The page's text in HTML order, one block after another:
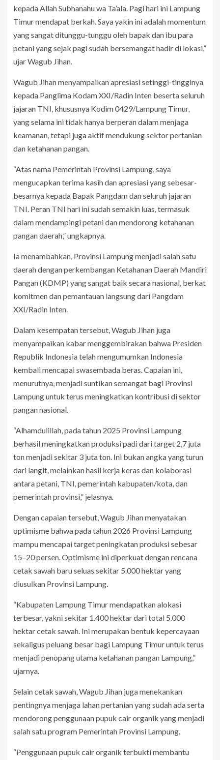
kepada Allah Subhanahu wa Ta’ala. Pagi hari ini Lampung
Timur mendapat berkah. Saya yakin ini adalah momentum
yang sangat ditunggu-tunggu oleh bapak dan ibu para
petani yang sejak pagi sudah bersemangat hadir di lokasi,”
ujar Wagub Jihan.
Wagub Jihan menyampaikan apresiasi setinggi-tingginya
kepada Panglima Kodam XXI/Radin Inten beserta seluruh
jajaran TNI, khususnya Kodim 0429/Lampung Timur,
yang selama ini tidak hanya berperan dalam menjaga
keamanan, tetapi juga aktif mendukung sektor pertanian
dan ketahanan pangan.
“Atas nama Pemerintah Provinsi Lampung, saya
mengucapkan terima kasih dan apresiasi yang sebesar-
besarnya kepada Bapak Pangdam dan seluruh jajaran
TNI. Peran TNI hari ini sudah semakin luas, termasuk
dalam mendampingi petani dan mendorong ketahanan
pangan daerah,” ungkapnya.
Ia menambahkan, Provinsi Lampung menjadi salah satu
daerah dengan perkembangan Ketahanan Daerah Mandiri
Pangan (KDMP) yang sangat baik secara nasional, berkat
komitmen dan pemantauan langsung dari Pangdam
XXI/Radin Inten.
Dalam kesempatan tersebut, Wagub Jihan juga
menyampaikan kabar menggembirakan bahwa Presiden
Republik Indonesia telah mengumumkan Indonesia
kembali mencapai swasembada beras. Capaian ini,
menurutnya, menjadi suntikan semangat bagi Provinsi
Lampung untuk terus meningkatkan kontribusi di sektor
pangan nasional.
“Alhamdulillah, pada tahun 2025 Provinsi Lampung
berhasil meningkatkan produksi padi dari target 2,7 juta
ton menjadi sekitar 3 juta ton. Ini bukan angka yang turun
dari langit, melainkan hasil kerja keras dan kolaborasi
antara petani, TNI, pemerintah kabupaten/kota, dan
pemerintah provinsi,” jelasnya.
Dengan capaian tersebut, Wagub Jihan menyatakan
optimisme bahwa pada tahun 2026 Provinsi Lampung
mampu mencapai target peningkatan produksi sebesar
15–20 persen. Optimisme ini diperkuat dengan rencana
cetak sawah baru seluas sekitar 5.000 hektar yang
diusulkan Provinsi Lampung.
“Kabupaten Lampung Timur mendapatkan alokasi
terbesar, yakni sekitar 1.400 hektar dari total 5.000
hektar cetak sawah. Ini merupakan bentuk kepercayaan
sekaligus peluang besar bagi Lampung Timur untuk terus
menjadi penopang utama ketahanan pangan Lampung,”
ujarnya.
Selain cetak sawah, Wagub Jihan juga menekankan
pentingnya menjaga lahan pertanian yang sudah ada serta
mendorong penggunaan pupuk cair organik yang menjadi
salah satu program Pemerintah Provinsi Lampung.
“Penggunaan pupuk cair organik terbukti membantu